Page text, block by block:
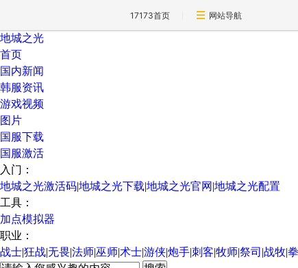
17173首页 网站导航
地城之光
首页
国内新闻
韩服资讯
游戏视频
图片
国服下载
国服激活
入门：
地城之光激活码|地城之光下载|地城之光官网 |地城之光配置
工具：
加点模拟器
职业：
战士|狂战|无畏|法师|巫师|术士|游侠|炮手|刺客|牧师|祭司 |战牧|